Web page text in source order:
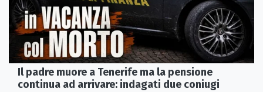
Il padre muore a Tenerife ma la pensione
continua ad arrivare: indagati due coniugi